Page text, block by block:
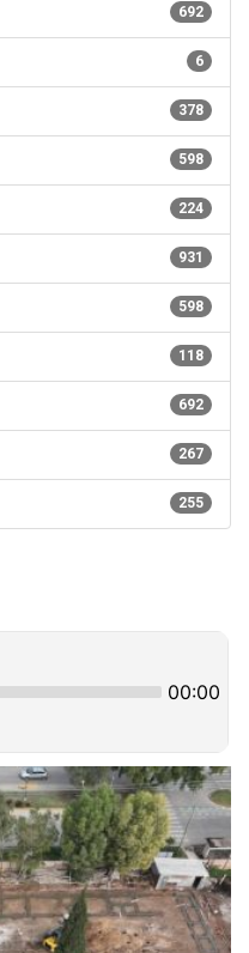
692
6
378
598
224
931
598
118
692
267
255